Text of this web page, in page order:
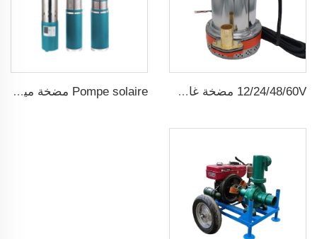
12/24/48/60V مضخة غاطسة شمسية صغيرة dc ذات فرشاة Pompe solaire مضخة مياه شمسية